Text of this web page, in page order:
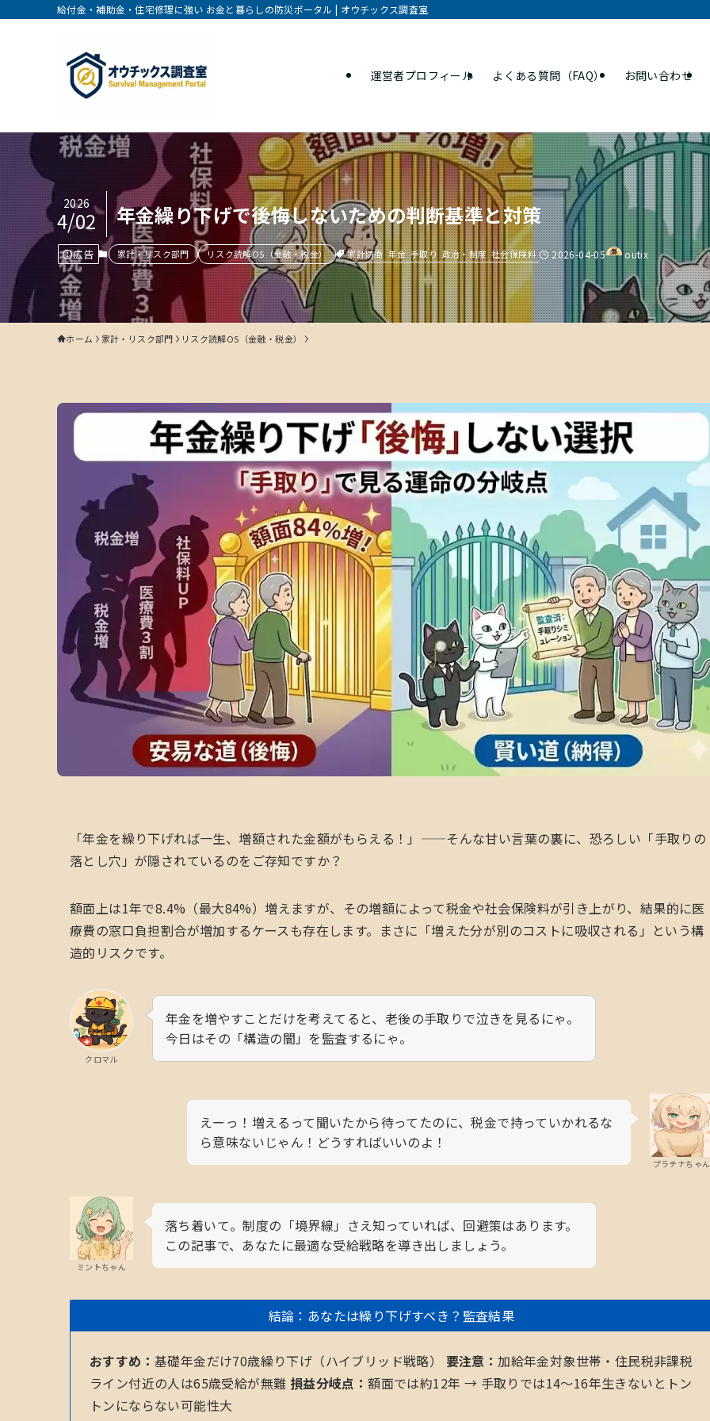
給付金・補助金・住宅修理に強い お金と暮らしの防災ポータル | オウチックス調査室
運営者プロフィール よくある質問（FAQ） お問い合わせ
年金繰り下げで後悔しないための判断基準と対策
2026
4/02
広告 家計・リスク部門 リスク読解OS（金融・税金） 家計防衛 年金 手取り 政治・制度 社会保険料 2026-04-05 outix
ホーム 家計・リスク部門 リスク読解OS（金融・税金）
「年金を繰り下げれば一生、増額された金額がもらえる！」——そんな甘い言葉の裏に、恐ろしい「手取りの
落とし穴」が隠されているのをご存知ですか？
額面上は1年で8.4%（最大84%）増えますが、その増額によって税金や社会保険料が引き上がり、結果的に医
療費の窓口負担割合が増加するケースも存在します。まさに「増えた分が別のコストに吸収される」という構
造的リスクです。
クロマル
年金を増やすことだけを考えてると、老後の手取りで泣きを見るにゃ。
今日はその「構造の闇」を監査するにゃ。
プラチナちゃん
えーっ！増えるって聞いたから待ってたのに、税金で持っていかれるな
ら意味ないじゃん！どうすればいいのよ！
ミントちゃん
落ち着いて。制度の「境界線」さえ知っていれば、回避策はあります。
この記事で、あなたに最適な受給戦略を導き出しましょう。
結論：あなたは繰り下げすべき？監査結果
おすすめ： 基礎年金だけ70歳繰り下げ（ハイブリッド戦略） 要注意：加給年金対象世帯・住民税非課税
ライン付近の人は65歳受給が無難 損益分岐点：額面では約12年 → 手取りでは14〜16年生きないとトン
トンにならない可能性大